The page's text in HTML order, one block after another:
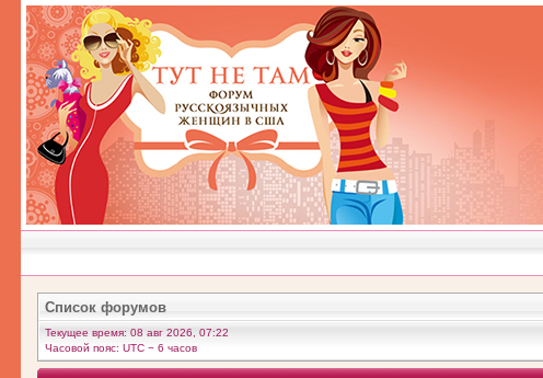
Список форумов
Текущее время: 08 авг 2026, 07:22
Часовой пояс: UTC − 6 часов